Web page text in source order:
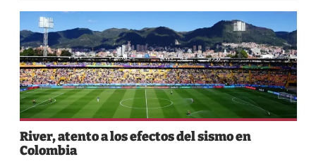
River, atento a los efectos del sismo en
Colombia